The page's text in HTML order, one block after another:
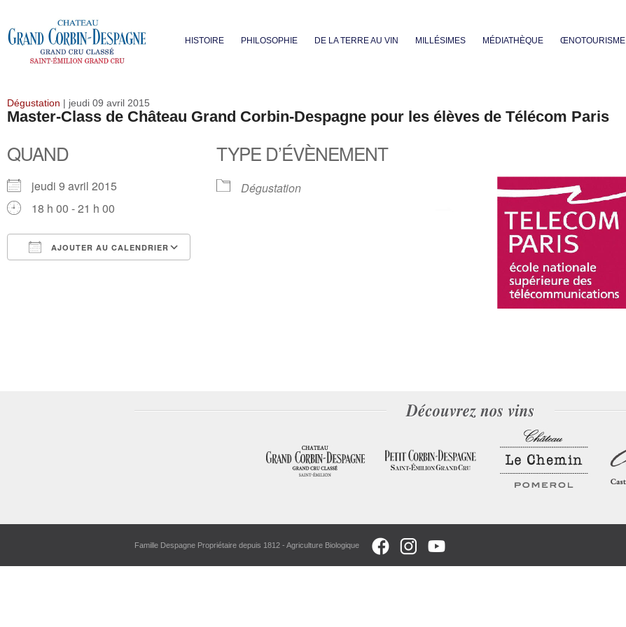
HISTOIRE PHILOSOPHIE DE LA TERRE AU VIN MILLÉSIMES MÉDIATHÈQUE ŒNOTOURISME
Dégustation | jeudi 09 avril 2015
Master-Class de Château Grand Corbin-Despagne pour les élèves de Télécom Paris
QUAND
jeudi 9 avril 2015
18 h 00 - 21 h 00
AJOUTER AU CALENDRIER
Office 365
TYPE D’ÉVÈNEMENT
Dégustation
Famille Despagne Propriétaire depuis 1812 - Agriculture Biologique